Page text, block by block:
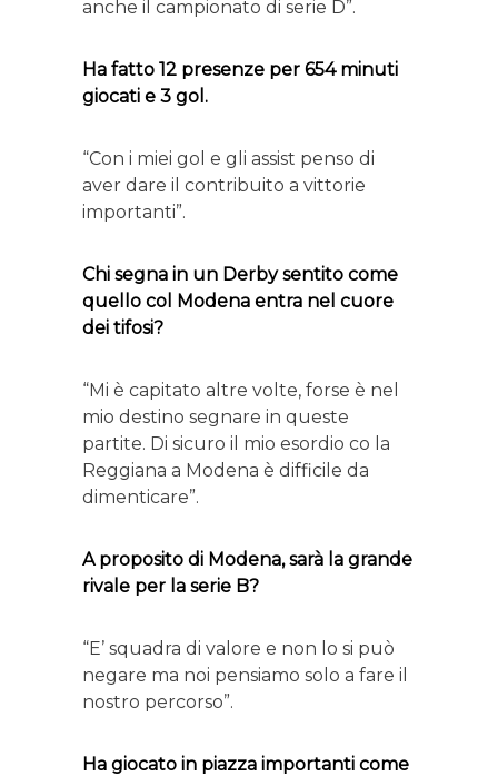
anche il campionato di serie D”.
Ha fatto 12 presenze per 654 minuti
giocati e 3 gol.
“Con i miei gol e gli assist penso di
aver dare il contribuito a vittorie
importanti”.
Chi segna in un Derby sentito come
quello col Modena entra nel cuore
dei tifosi?
“Mi è capitato altre volte, forse è nel
mio destino segnare in queste
partite. Di sicuro il mio esordio co la
Reggiana a Modena è difficile da
dimenticare”.
A proposito di Modena, sarà la grande
rivale per la serie B?
“E’ squadra di valore e non lo si può
negare ma noi pensiamo solo a fare il
nostro percorso”.
Ha giocato in piazza importanti come